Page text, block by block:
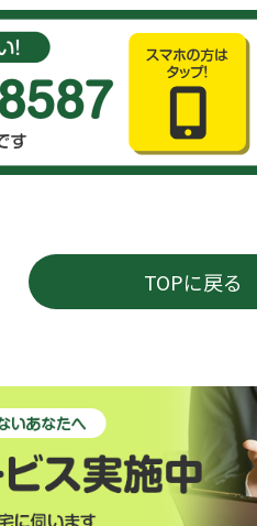
TOPに戻る